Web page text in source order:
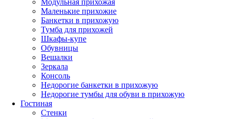
Маленькие прихожие
Банкетки в прихожую
Тумба для прихожей
Шкафы-купе
Обувницы
Вешалки
Зеркала
Консоль
Недорогие банкетки в прихожую
Недорогие тумбы для обуви в прихожую
Гостиная
Стенки